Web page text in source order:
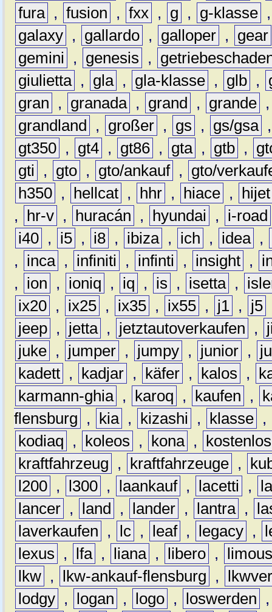
fura , fusion , fxx , g , g-klasse
galaxy , gallardo , galloper ,
gear
gemini
, genesis ,
giulietta , gla , gla-klasse , glb ,
gran
, granada , grand , grande
grandland
, großer , gs , gs/gsa
gt350 , gt4 , gt86 , gta , gtb ,
gti
, gto , gto/ankauf ,
gto/
h350 , hellcat , hhr , hiace ,
hijet
,
hr-v , huracán , hyundai ,
i-road
i40 , i5 , i8 , ibiza , ich , idea ,
,
inca , infiniti , infinti , insight ,
,
ion , ioniq , iq , is , isetta ,
ix20 , ix25 , ix35 , ix55 , j1 , j5
jeep , jetta , jetztautoverkaufen ,
juke , jumper , jumpy , junior ,
kadett , kadjar , käfer , kalos ,
karmann-ghia , karoq , kaufen ,
flensburg
, kia , kizashi , klasse ,
kodiaq
, koleos , kona ,
kostenlos
kraftfahrzeug
, kraftfahrzeuge ,
l200 , l300 , laankauf , lacetti ,
lancer , land , lander , lantra ,
laverkaufen
, lc , leaf , legacy ,
lexus
, lfa , liana , libero ,
lkw , lkw-ankauf-flensburg ,
lodgy , logan , logo , loswerden